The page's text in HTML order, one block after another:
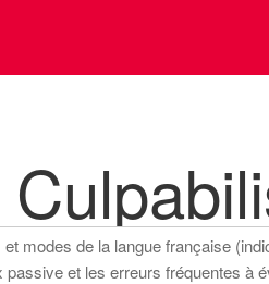
modes de la langue française
et les erreurs fréquentes à